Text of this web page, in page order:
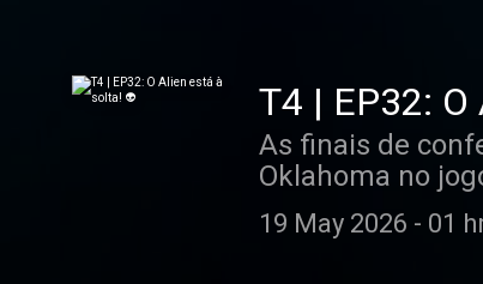
T4 | EP32: O
As finais de
Oklahoma no
Cavs e os
durante a
19 May 2026 - 01